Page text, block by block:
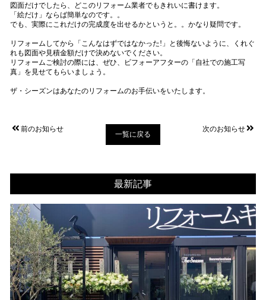
図面だけでしたら、どこのリフォーム業者でもきれいに書けます。
「絵だけ」ならば簡単なのです。。
でも、実際にこれだけの完成度を出せるかというと。。かなり疑問です。
リフォームしてから「こんなはずではなかった!」と後悔ないように、くれぐ
れも図面や見積金額だけで決めないでください。
リフォームご検討の際には、ぜひ、ビフォーアフターの「自社での施工写
真」を見せてもらいましょう。
ザ・シーズンはあなたのリフォームのお手伝いをいたします。
前のお知らせ
一覧に戻る
次のお知らせ
最新記事